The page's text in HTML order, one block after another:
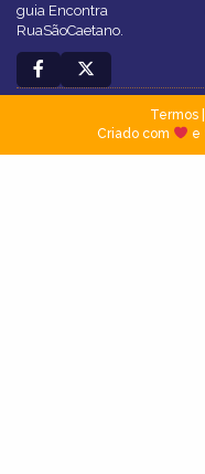
guia Encontra
RuaSãoCaetano.
Termos|
Criado com
e